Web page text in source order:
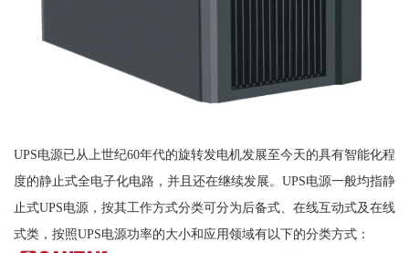
UPS电源已从上世纪60年代的旋转发电机发展至今天的具有智能化程
度的静止式全电子化电路，并且还在继续发展。UPS电源一般均指静
止式UPS电源，按其工作方式分类可分为后备式、在线互动式及在线
式类，按照UPS电源功率的大小和应用领域有以下的分类方式：